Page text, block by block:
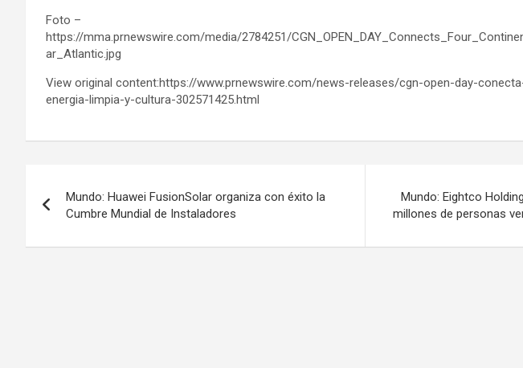
Foto –
https://mma.prnewswire.com/media/2784251/
ar_Atlantic.jpg
View original content:https://www.prnewswire.com/news-releases/cgn-open-day-
energia-limpia-y-cultura-302571425.html
navigation
Mundo: Huawei FusionSolar organiza con éxito la
Cumbre Mundial de Instaladores
Mundo: Eightco
millones de personas